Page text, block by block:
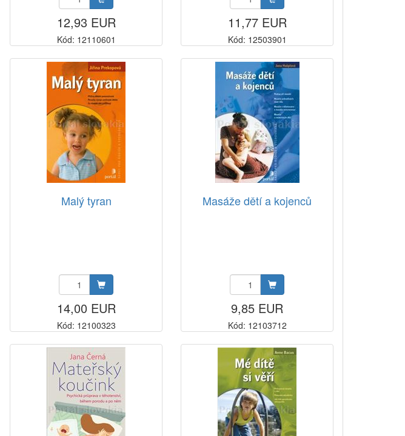
12,93 EUR
Kód: 12110601
11,77 EUR
Kód: 12503901
Malý tyran
14,00 EUR
Kód: 12100323
Masáže dětí a kojenců
9,85 EUR
Kód: 12103712